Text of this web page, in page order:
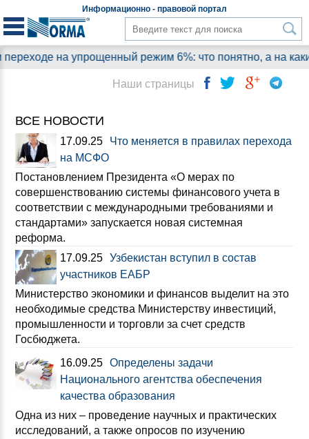
Информационно - правовой портал
на упрощенный режим 6%: что понятно, а на какие
ВСЕ НОВОСТИ
17.09.25
Что меняется в правилах перехода
на МСФО
Постановлением Президента «О мерах по
совершенствованию системы финансового учета в
соответствии с международными требованиями и
стандартами» запускается новая системная
реформа.
17.09.25 Узбекистан вступил в состав
участников ЕАБР
Министерство экономики и финансов выделит на это
необходимые средства Министерству инвестиций,
промышленности и торговли за счет средств
Госбюджета.
16.09.25 Определены задачи
Национального агентства обеспечения
качества образования
Одна из них – проведение научных и практических
исследований, а также опросов по изучению
Наши страницы